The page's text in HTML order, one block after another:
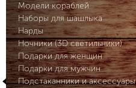
Модели кораблей
Наборы для шашлыка
Нарды
Ночники (3D светильники)
Подарки для женщин
Подарки для мужчин
Подстаканники и аксессуары